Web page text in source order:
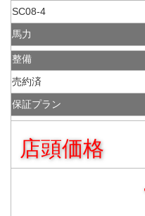
SC08-4
馬力
整備
売約済
保証プラン
店頭価格